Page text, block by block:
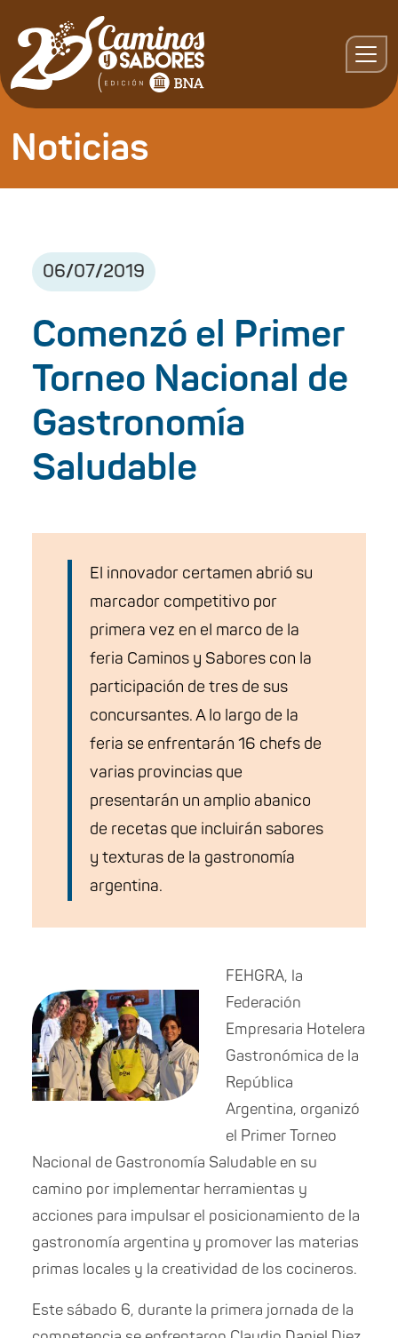
Noticias
06/07/2019
Comenzó el Primer
Torneo Nacional de
Gastronomía
Saludable
El innovador certamen abrió su
marcador competitivo por
primera vez en el marco de la
feria Caminos y Sabores con la
participación de tres de sus
concursantes. A lo largo de la
feria se enfrentarán 16 chefs de
varias provincias que
presentarán un amplio abanico
de recetas que incluirán sabores
y texturas de la gastronomía
argentina.
FEHGRA, la
Federación
Empresaria Hotelera
Gastronómica de la
República
Argentina, organizó
el Primer Torneo
Nacional de Gastronomía Saludable en su
camino por implementar herramientas y
acciones para impulsar el posicionamiento de la
gastronomía argentina y promover las materias
primas locales y la creatividad de los cocineros.
Este sábado 6, durante la primera jornada de la